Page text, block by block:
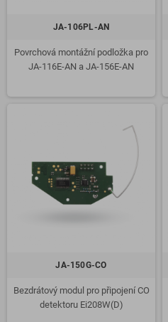
JA-106PL-AN
Povrchová montážní podložka pro
JA-116E-AN a JA-156E-AN
JA-150G-CO
Bezdrátový modul pro připojení CO
detektoru Ei208W(D)